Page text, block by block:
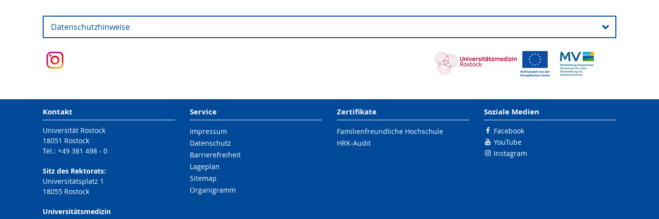
Datenschutzhinweise
Die Datenschutzhinweise finden Sie
Kontakt
Universität Rostock
18051 Rostock
Tel.: +49 381 498 - 0
Sitz des Rektorats:
Universitätsplatz 1
18055 Rostock
Universitätsmedizin
Service
Impressum
Datenschutz
Barrierefreiheit
Lageplan
Sitemap
Organigramm
Zertifikate
Familienfreundliche Hochschule
HRK-Audit
Soziale Medien
Facebook
YouTube
Instagram